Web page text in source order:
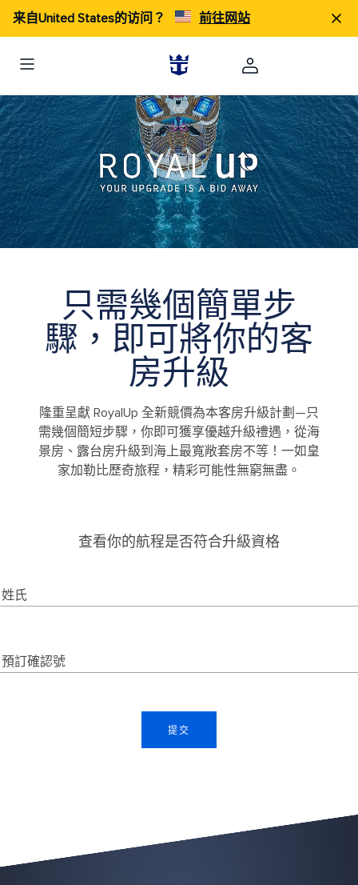
来自United States的访问？ 前往网站
只需幾個簡單步
驟，即可將你的客
房升級
隆重呈獻 RoyalUp 全新競價為本客房升級計劃—只
需幾個簡短步驟，你即可獲享優越升級禮遇，從海
景房、露台房升級到海上最寬敞套房不等！一如皇
家加勒比歷奇旅程，精彩可能性無窮無盡。
查看你的航程是否符合升級資格
提交